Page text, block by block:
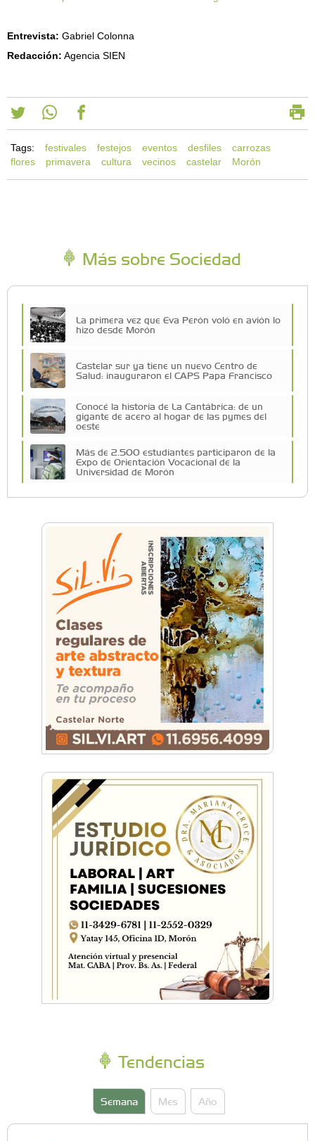
Entrevista: Gabriel Colonna
Redacción: Agencia SIEN
Tags: festivales festejos eventos desfiles
carrozas
flores
primavera cultura vecinos castelar Morón
Más sobre Sociedad
La primera vez que Eva Perón voló en avión lo
hizo desde Morón
Castelar sur ya tiene un nuevo Centro de
Salud: inauguraron el CAPS Papa Francisco
Conocé la historia de La Cantábrica: de un
gigante de acero al hogar de las pymes del
oeste
Más de 2.500 estudiantes participaron de la
Expo de Orientación Vocacional de la
Universidad de Morón
De Castelar a Júpiter: Conocé la historia del
vecino que mapeó la luna hacia la que viaja
Castelar Digital
Dr. Omar Battilana: casi cuatro décadas de
odontología en Castelar con una premisa que
Emiliano Brancciari inauguró "El Banquito de
Norita", el nuevo ciclo cultural de la Casa
Museo Nora Cortiñas
No funcionará el Ferrocarril Sarmiento por
cuatro días
¡Sí, prometo! Miles de estudiantes de Morón
prometieron lealtad a la bandera
Empresas, emprendedores y cultura se
reunieron en Expo Morón Se Muestra
Empezá a estudiar en agosto: la Universidad
de Morón abrió las inscripciones para el
segundo cuatrimestre
Tendencias
Semana Mes Año